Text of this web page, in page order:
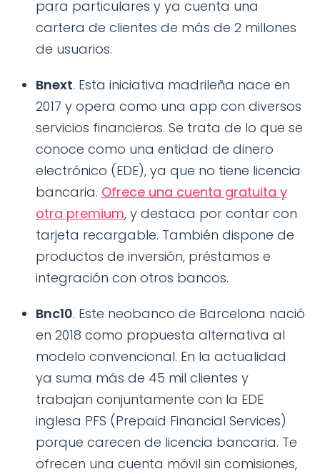
para particulares y ya cuenta una
cartera de clientes de más de 2 millones
de usuarios.
Bnext. Esta iniciativa madrileña nace en
2017 y opera como una app con diversos
servicios financieros. Se trata de lo que se
conoce como una entidad de dinero
electrónico (EDE), ya que no tiene licencia
bancaria. Ofrece una cuenta gratuita y
otra premium, y destaca por contar con
tarjeta recargable. También dispone de
productos de inversión, préstamos e
integración con otros bancos.
Bnc10. Este neobanco de Barcelona nació
en 2018 como propuesta alternativa al
modelo convencional. En la actualidad
ya suma más de 45 mil clientes y
trabajan conjuntamente con la EDE
inglesa PFS (Prepaid Financial Services)
porque carecen de licencia bancaria. Te
ofrecen una cuenta móvil sin comisiones,